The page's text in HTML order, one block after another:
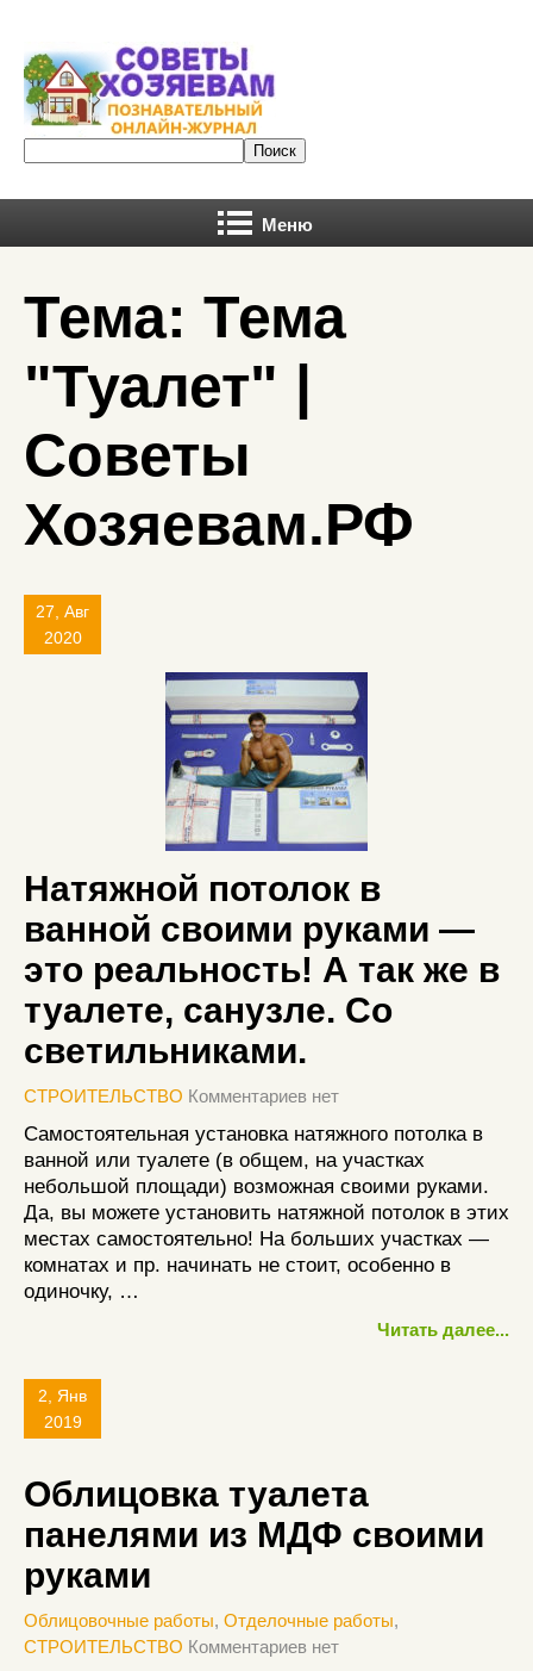
Меню
Тема: Тема
"Туалет" |
Советы
Хозяевам.РФ
27, Авг
2020
Натяжной потолок в
ванной своими руками —
это реальность! А так же в
туалете, санузле. Со
светильниками.
СТРОИТЕЛЬСТВО Комментариев нет
Самостоятельная установка натяжного потолка в
ванной или туалете (в общем, на участках
небольшой площади) возможная своими руками.
Да, вы можете установить натяжной потолок в этих
местах самостоятельно! На больших участках —
комнатах и пр. начинать не стоит, особенно в
одиночку, …
Читать далее...
2, Янв
2019
Облицовка туалета
панелями из МДФ своими
руками
Облицовочные работы, Отделочные работы,
СТРОИТЕЛЬСТВО Комментариев нет